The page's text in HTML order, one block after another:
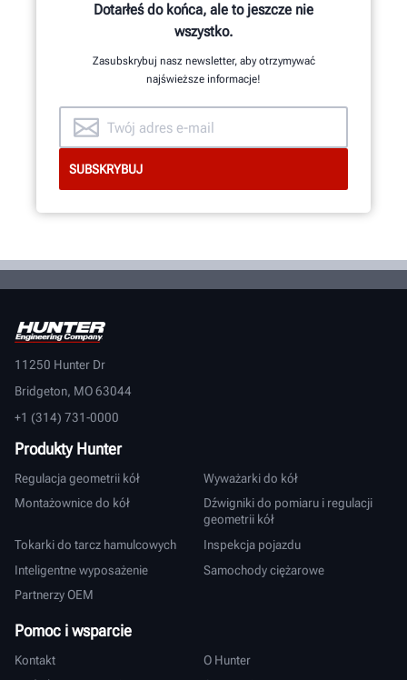
DOWIEDZ SIĘ WIĘCEJ
Dotarłeś do końca, ale to jeszcze nie
wszystko.
Zasubskrybuj nasz newsletter, aby otrzymywać
najświeższe informacje!
11250 Hunter Dr
Bridgeton, MO 63044
+1 (314) 731-0000
Produkty Hunter
Regulacja geometrii kół
Wyważarki do kół
Montażownice do kół
Dźwigniki do pomiaru i regulacji
geometrii kół
Tokarki do tarcz hamulcowych
Inspekcja pojazdu
Inteligentne wyposażenie
Samochody ciężarowe
Partnerzy OEM
Pomoc i wsparcie
Kontakt
O Hunter